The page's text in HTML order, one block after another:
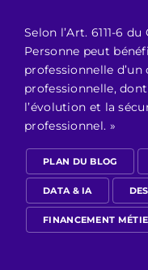
Selon l’Art. 6111-6
Personne peut
professionnelle
professionnelle,
l’évolution et la
professionnel. »
PLAN DU BLOG
DATA & IA
FINANCEMENT